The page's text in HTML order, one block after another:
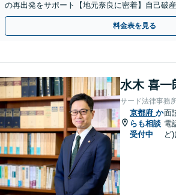
の再出発をサポート【地元奈良に密着】自己破
室】
料金表を見る
水木 喜一
サード法律事務
京都府 か
らも相談
受付中
面
電
ど